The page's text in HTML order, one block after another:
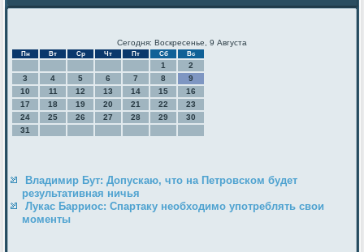
Сегодня: Воскресенье, 9 Августа
Пн Вт Ср Чт Пт Сб Вс
1
2
3
4 5 6 7 8
9
10
11 12 13 14 15
16
17
18 19 20 21 22
23
24
25 26 27 28 29
30
31
Владимир Бут: Допускаю, что на Петровском будет
результативная ничья
Лукас Барриос: Спартаку необходимо употреблять свои
моменты